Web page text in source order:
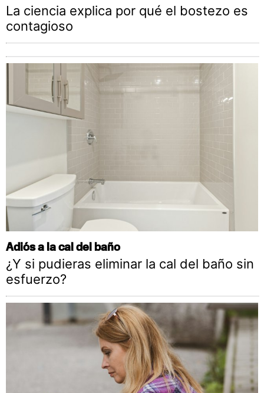
La ciencia explica por qué el bostezo es
contagioso
Adiós a la cal del baño
¿Y si pudieras eliminar la cal del baño sin
esfuerzo?